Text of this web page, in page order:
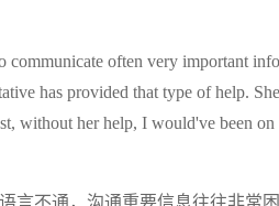
often very important
has provided that type of help.
without her help, I would've been
言不通，沟通重要信息往往非常